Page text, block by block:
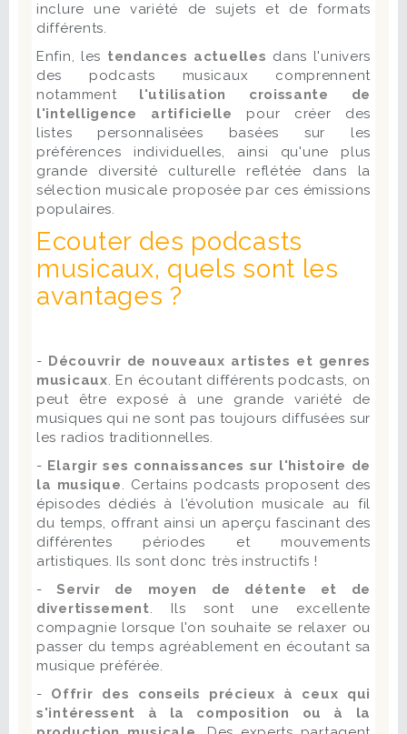
inclure une variété de sujets et de formats
différents.
Enfin, les tendances actuelles dans l'univers
des podcasts musicaux comprennent
notamment l'utilisation croissante de
l'intelligence artificielle
pour créer des
listes personnalisées basées sur les
préférences individuelles, ainsi qu'une plus
grande diversité culturelle reflétée dans la
sélection musicale proposée par ces émissions
populaires.
Ecouter des podcasts
musicaux, quels sont les
avantages ?
- Découvrir de nouveaux artistes et genres
musicaux. En écoutant différents podcasts, on
peut être exposé à une grande variété de
musiques qui ne sont pas toujours diffusées sur
les radios traditionnelles.
- Elargir ses connaissances sur l'histoire de
la musique. Certains podcasts proposent des
épisodes dédiés à l'évolution musicale au fil
du temps, offrant ainsi un aperçu fascinant des
différentes périodes et mouvements
artistiques. Ils sont donc très instructifs !
-Servir de moyen de détente et de
divertissement. Ils sont une excellente
compagnie lorsque l'on souhaite se relaxer ou
passer du temps agréablement en écoutant sa
musique préférée.
- Offrir des conseils précieux à ceux qui
s'intéressent à la composition ou à la